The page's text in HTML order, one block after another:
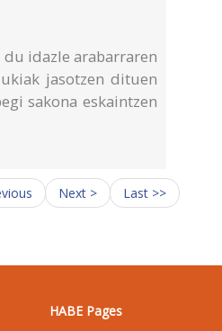
du idazle arabarraren
jasotzen dituen
sakona eskaintzen
Next > Last >>
HABE Pages